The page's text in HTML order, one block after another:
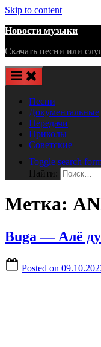
Skip to content
Новости музыки
Скачать песни или
Песни
Документальные
Передачи
Приколы
Советские
Toggle search
Найти:
Метка:
Buga — Алё
Posted on